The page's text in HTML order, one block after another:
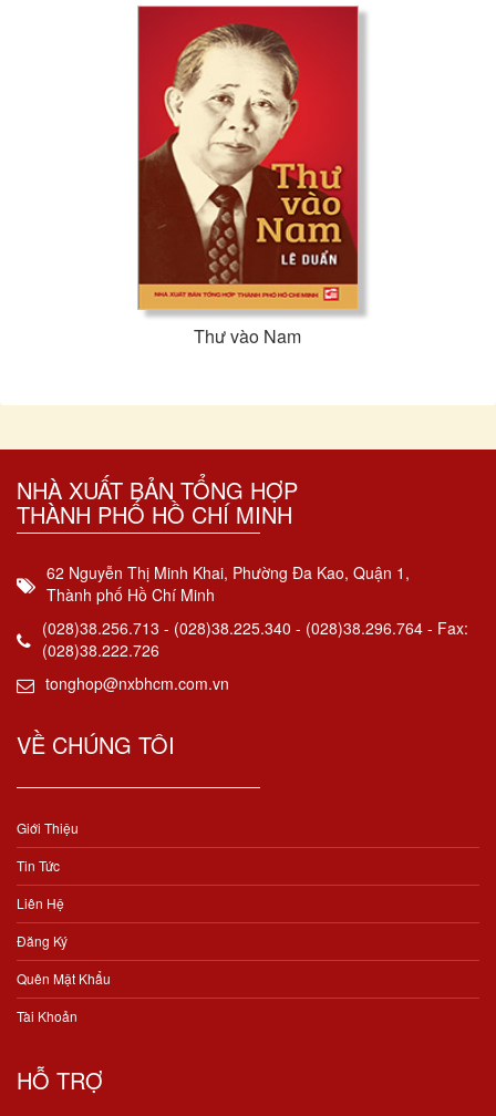
Thư vào Nam
NHÀ XUẤT BẢN TỔNG HỢP
THÀNH PHỐ HỒ CHÍ MINH
62 Nguyễn Thị Minh Khai, Phường Đa Kao, Quận 1,
Thành phố Hồ Chí Minh
(028)38.256.713 - (028)38.225.340 - (028)38.296.764 - Fax:
(028)38.222.726
tonghop@nxbhcm.com.vn
VỀ CHÚNG TÔI
Giới Thiệu
Tin Tức
Liên Hệ
Đăng Ký
Quên Mật Khẩu
Tài Khoản
HỖ TRỢ